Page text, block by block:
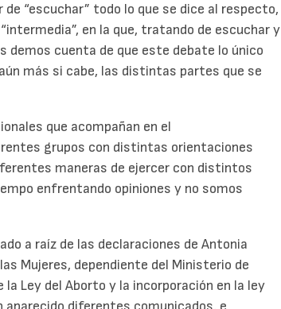
“escuchar” todo lo que se dice al respecto,
en la que, tratando de escuchar y
cuenta de que este debate lo único
más si cabe, las distintas partes que se
que acompañan en el
grupos con distintas orientaciones
maneras de ejercer con distintos
enfrentando opiniones y no somos
a raíz de las declaraciones de Antonia
Mujeres, dependiente del Ministerio de
Ley del Aborto y la incorporación en la ley